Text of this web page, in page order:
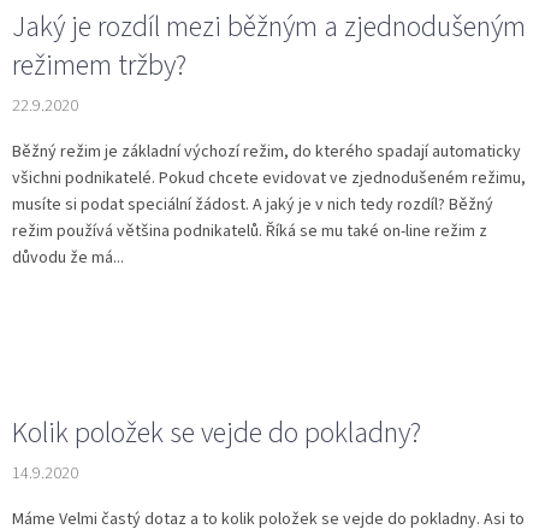
Jaký je rozdíl mezi běžným a zjednodušeným
režimem tržby?
22.9.2020
Běžný režim je základní výchozí režim, do kterého spadají automaticky
všichni podnikatelé. Pokud chcete evidovat ve zjednodušeném režimu,
musíte si podat speciální žádost. A jaký je v nich tedy rozdíl? Běžný
režim používá většina podnikatelů. Říká se mu také on-line režim z
důvodu že má...
Kolik položek se vejde do pokladny?
14.9.2020
Máme Velmi častý dotaz a to kolik položek se vejde do pokladny. Asi to